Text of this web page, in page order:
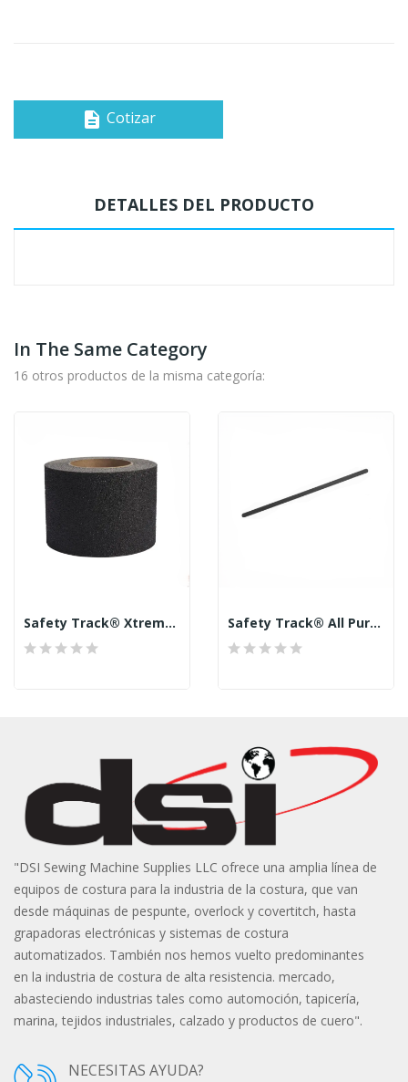
description Cotizar
DETALLES DEL PRODUCTO
In The Same Category
16 otros productos de la misma categoría:
Safety Track® Xtreme Plus Anti-Slip 24 Grit 4”... Safety Track® All Purpose Anti-Slip 60 Grit Treads
"DSI Sewing Machine Supplies LLC ofrece una amplia línea de
equipos de costura para la industria de la costura, que van
desde máquinas de pespunte, overlock y covertitch, hasta
grapadoras electrónicas y sistemas de costura
automatizados. También nos hemos vuelto predominantes
en la industria de costura de alta resistencia. mercado,
abasteciendo industrias tales como automoción, tapicería,
marina, tejidos industriales, calzado y productos de cuero".
NECESITAS AYUDA?